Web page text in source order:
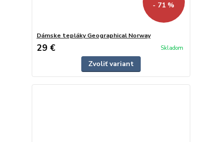
- 71 %
Dámske tepláky Geographical Norway
29 € Skladom
Zvoliť variant